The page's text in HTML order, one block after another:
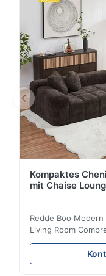
Schließschränken,
Kompaktes
mit Chaise
Redde Boo
Living Room
Lounge Product
soft sectional sofa
spaces, featuring